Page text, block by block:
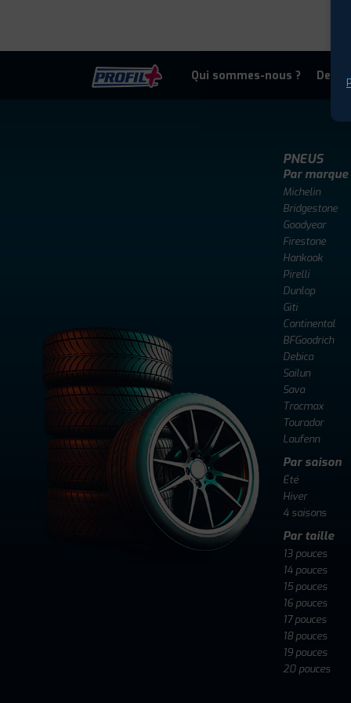
Qui sommes-nous ?
PNEUS
Par marque
Michelin
Bridgestone
Goodyear
Firestone
Hankook
Pirelli
Dunlop
Giti
Continental
BFGoodrich
Debica
Sailun
Sava
Tracmax
Tourador
Laufenn
Par saison
Été
Hiver
4 saisons
Par taille
13 pouces
14 pouces
15 pouces
16 pouces
17 pouces
18 pouces
19 pouces
20 pouces